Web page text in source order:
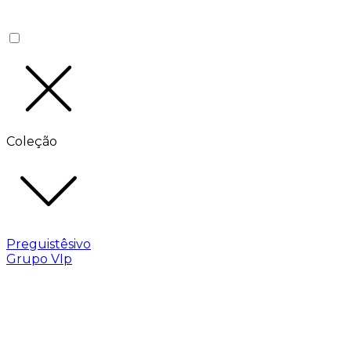
Coleção
Preguistêsivo
Grupo VIp